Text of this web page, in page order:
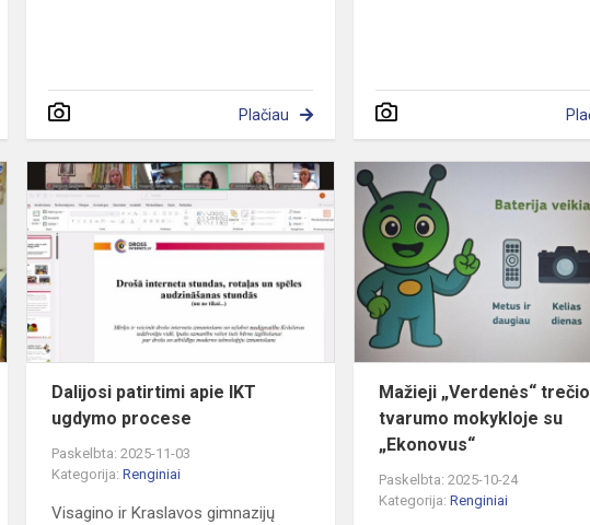
Plačiau
Antrokai
pristatė
savo
kolekcijas
Dalijosi
patirtimi
apie
ugdymo
procese
Dalijosi patirtimi apie IKT
ugdymo procese
Paskelbta: 2025-11-03
Kategorija:Renginiai
Visagino ir Kraslavos gimnazijų
Mažieji „Verdenės“
tvarumo mokykloje su
„Ekonovus“
Paskelbta: 2025-10-24
Kategorija:Renginiai